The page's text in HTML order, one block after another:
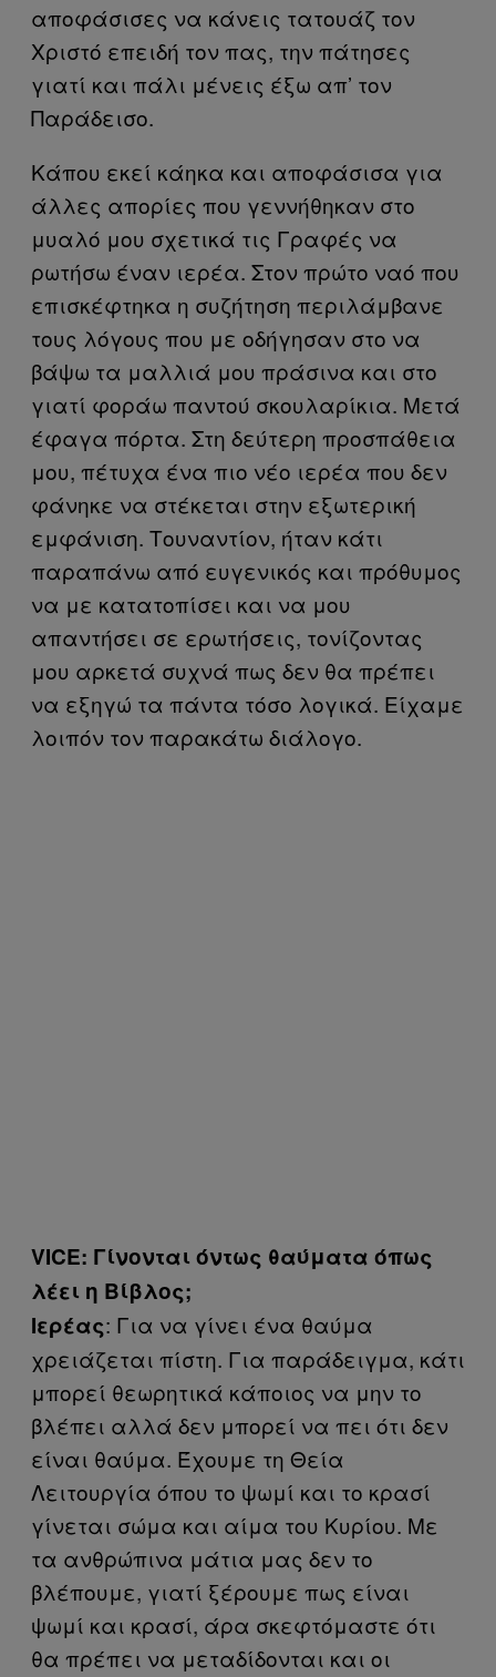
αποφάσισες να κάνεις τατουάζ τον
Χριστό επειδή τον πας, την πάτησες
γιατί και πάλι μένεις έξω απ’ τον
Παράδεισο.
Κάπου εκεί κάηκα και αποφάσισα για
άλλες απορίες που γεννήθηκαν στο
μυαλό μου σχετικά τις Γραφές να
ρωτήσω έναν ιερέα. Στον πρώτο ναό που
επισκέφτηκα η συζήτηση περιλάμβανε
τους λόγους που με οδήγησαν στο να
βάψω τα μαλλιά μου πράσινα και στο
γιατί φοράω παντού σκουλαρίκια. Μετά
έφαγα πόρτα. Στη δεύτερη προσπάθεια
μου, πέτυχα ένα πιο νέο ιερέα που δεν
φάνηκε να στέκεται στην εξωτερική
εμφάνιση. Τουναντίον, ήταν κάτι
παραπάνω από ευγενικός και πρόθυμος
να με κατατοπίσει και να μου
απαντήσει σε ερωτήσεις, τονίζοντας
μου αρκετά συχνά πως δεν θα πρέπει
να εξηγώ τα πάντα τόσο λογικά. Είχαμε
λοιπόν τον παρακάτω διάλογο.
VICE: Γίνονται όντως θαύματα όπως
λέει η Βίβλος;
Iερέας: Για να γίνει ένα θαύμα
χρειάζεται πίστη. Για παράδειγμα, κάτι
μπορεί θεωρητικά κάποιος να μην το
βλέπει αλλά δεν μπορεί να πει ότι δεν
είναι θαύμα. Έχουμε τη Θεία
Λειτουργία όπου το ψωμί και το κρασί
γίνεται σώμα και αίμα του Κυρίου. Με
τα ανθρώπινα μάτια μας δεν το
βλέπουμε, γιατί ξέρουμε πως είναι
ψωμί και κρασί, άρα σκεφτόμαστε ότι
θα πρέπει να μεταδίδονται και οι